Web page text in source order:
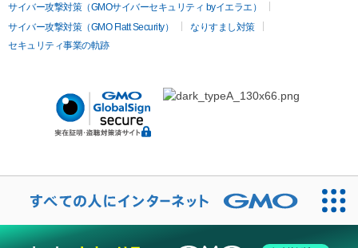
サイバー攻撃対策（GMOサイバーセキュリティ byイエラエ）
サイバー攻撃対策（GMO Flatt Security）
なりすまし対策
セキュリティ事業の軌跡